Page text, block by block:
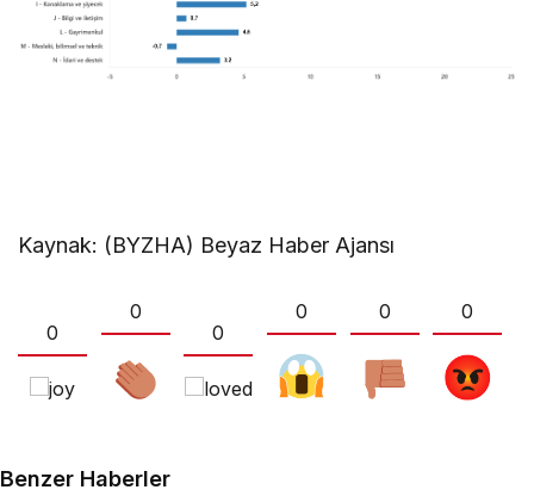
Kaynak: (BYZHA) Beyaz Haber Ajansı
0
0
0
0 0 0
Benzer Haberler